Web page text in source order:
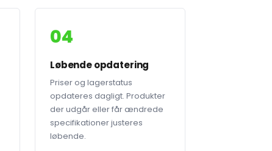
04
Løbende opdatering
Priser og lagerstatus
opdateres dagligt. Produkter
der udgår eller får ændrede
specifikationer justeres
løbende.